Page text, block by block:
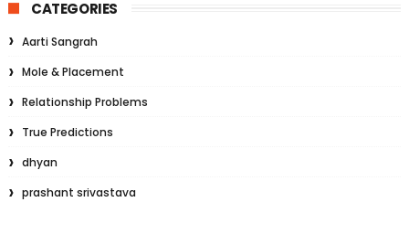
CATEGORIES
Aarti Sangrah
Mole & Placement
Relationship Problems
True Predictions
dhyan
prashant srivastava